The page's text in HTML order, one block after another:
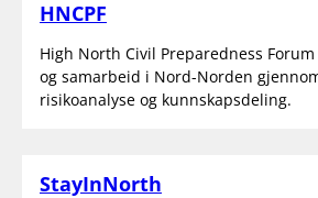
HNCPF
High North Civil Preparedness
og samarbeid i Nord-Norden
risikoanalyse og kunnskapsdeling.
StayInNorth